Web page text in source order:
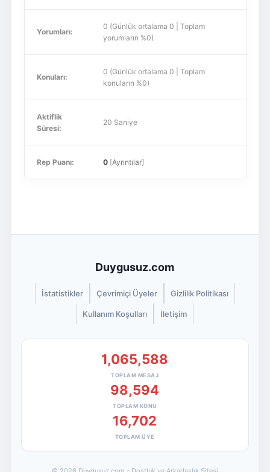
Yorumları:
0 (Günlük ortalama 0 | Toplam
yorumların %0)
Konuları:
0 (Günlük ortalama 0 | Toplam
konuların %0)
Aktiflik
Süresi:
20 Saniye
Rep Puanı: 0[Ayrıntılar]
Duygusuz.com
İstatistikler Çevrimiçi Üyeler Gizlilik Politikası
Kullanım Koşulları İletişim
1,065,588
TOPLAM MESAJ
98,594
TOPLAM KONU
16,702
TOPLAM ÜYE